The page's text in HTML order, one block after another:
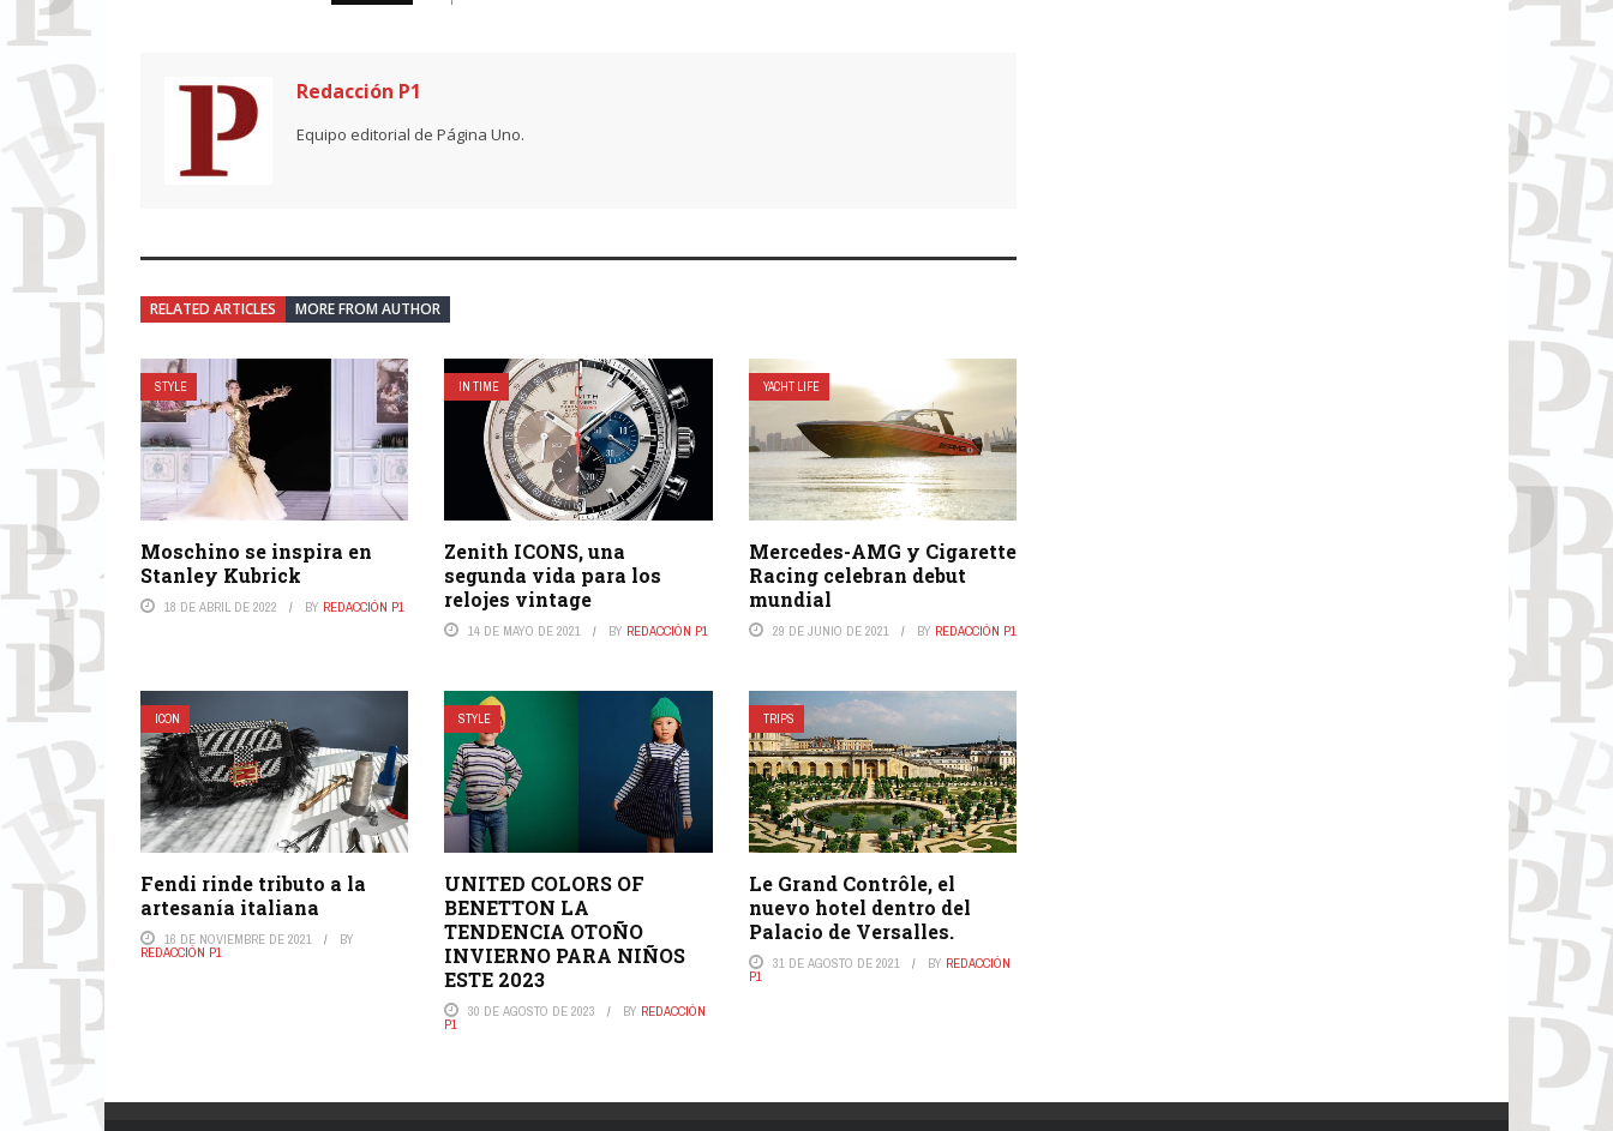
Redacción P1
Equipo editorial de Página Uno.
RELATED ARTICLES MORE FROM AUTHOR
STYLE
Moschino se inspira en
Stanley Kubrick
18 DE ABRIL DE 2022 BY REDACCIÓN P1
IN TIME
Zenith ICONS, una
segunda vida para los
relojes vintage
14 DE MAYO DE 2021 BY REDACCIÓN P1
YACHT LIFE
Mercedes-AMG y Cigarette
Racing celebran debut
mundial
29 DE JUNIO DE 2021 BY REDACCIÓN P1
ICON
Fendi rinde tributo a la
artesanía italiana
16 DE NOVIEMBRE DE 2021 BY
REDACCIÓN P1
STYLE
UNITED COLORS OF
BENETTON LA
TENDENCIA OTOÑO
INVIERNO PARA NIÑOS
ESTE 2023
30 DE AGOSTO DE 2023 BY REDACCIÓN
P1
TRIPS
Le Grand Contrôle, el
nuevo hotel dentro del
Palacio de Versalles.
31 DE AGOSTO DE 2021 BY REDACCIÓN
P1